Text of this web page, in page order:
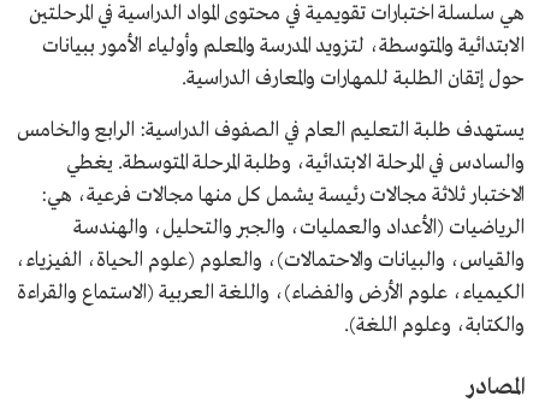
هي سلسلة اختبارات تقويمية في محتوى المواد الدراسية في المرحلتين
الابتدائية والمتوسطة، لتزويد المدرسة والمعلم وأولياء الأمور ببيانات
حول إتقان الطلبة للمهارات والمعارف الدراسية.
يستهدف طلبة التعليم العام في الصفوف الدراسية: الرابع والخامس
والسادس في المرحلة الابتدائية، وطلبة المرحلة المتوسطة. يغطي
الاختبار ثلاثة مجالات رئيسة يشمل كل منها مجالات فرعية، هي:
الرياضيات (الأعداد والعمليات، والجبر والتحليل، والهندسة
والقياس، والبيانات والاحتمالات​)، والعلوم (علوم الحياة، الفيزياء،
الكيمياء، علوم الأرض والفضاء)، واللغة العربية (الاستماع والقراءة
والكتابة، وعلوم اللغة).
المصادر